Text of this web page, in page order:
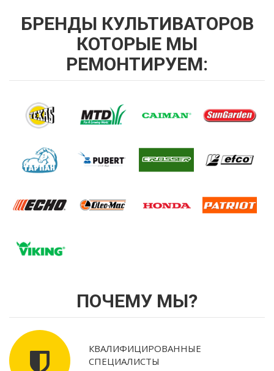
БРЕНДЫ КУЛЬТИВАТОРОВ
КОТОРЫЕ МЫ
РЕМОНТИРУЕМ:
ПОЧЕМУ МЫ?
КВАЛИФИЦИРОВАННЫЕ
СПЕЦИАЛИСТЫ